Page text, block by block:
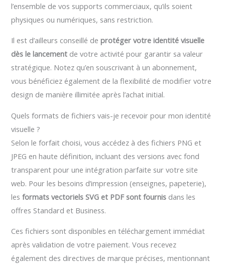
l’ensemble de vos supports commerciaux, qu’ils soient
physiques ou numériques, sans restriction.
Il est d’ailleurs conseillé deprotéger votre identité visuelle
dès le lancement de votre activité pour garantir sa valeur
stratégique. Notez qu’en souscrivant à un abonnement,
vous bénéficiez également de la flexibilité de modifier votre
design de manière illimitée après l’achat initial.
Quels formats de fichiers vais-je recevoir pour mon identité
visuelle ?
Selon le forfait choisi, vous accédez à des fichiers PNG et
JPEG en haute définition, incluant des versions avec fond
transparent pour une intégration parfaite sur votre site
web. Pour les besoins d’impression (enseignes, papeterie),
lesformats vectoriels SVG et PDF sont fournis dans les
offres Standard et Business.
Ces fichiers sont disponibles en téléchargement immédiat
après validation de votre paiement. Vous recevez
également des directives de marque précises, mentionnant